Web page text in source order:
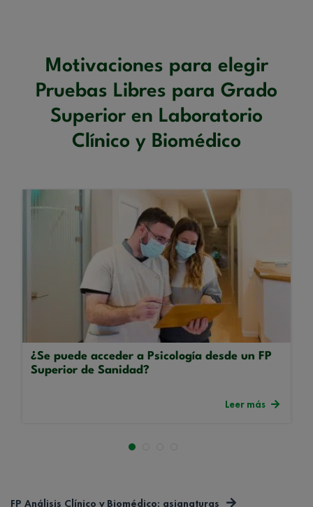
Motivaciones para elegir
Pruebas Libres para Grado
Superior en Laboratorio
Clínico y Biomédico
¿Se puede acceder a Psicología desde un FP
Superior de Sanidad?
Leer más
FP Análisis Clínico y Biomédico: asignaturas